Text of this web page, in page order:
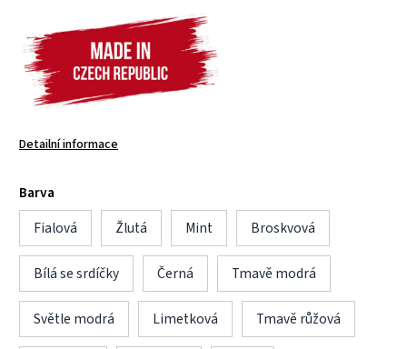
Detailní informace
Barva
Fialová
Žlutá Mint Broskvová
Bílá se srdíčky Černá Tmavě modrá
Světle modrá Limetková Tmavě růžová